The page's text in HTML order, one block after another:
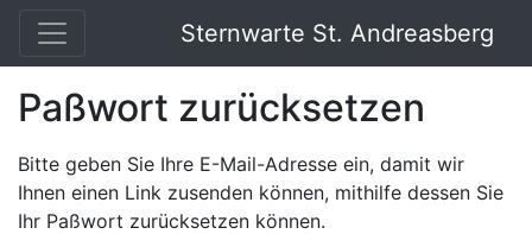
Sternwarte St. Andreasberg
Paßwort zurücksetzen
Bitte geben Sie Ihre E-Mail-Adresse ein, damit wir
Ihnen einen Link zusenden können, mithilfe dessen Sie
Ihr Paßwort zurücksetzen können.